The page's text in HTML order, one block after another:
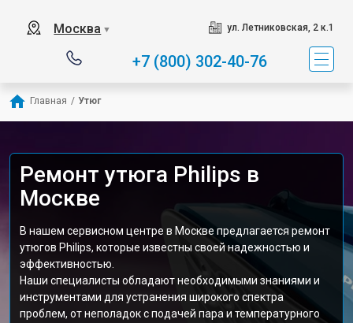
Москва ▼ ул. Летниковская, 2 к.1
+7 (800) 302-40-76
Главная / Утюг
Ремонт утюга Philips в
Москве
В нашем сервисном центре в Москве предлагается ремонт
утюгов Philips, которые известны своей надежностью и
эффективностью.
Наши специалисты обладают необходимыми знаниями и
инструментами для устранения широкого спектра
проблем, от неполадок с подачей пара и температурного